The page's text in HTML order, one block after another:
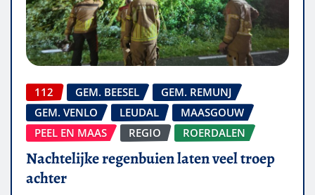
112 GEM. BEESEL
GEM. REMUNJ
GEM. VENLO
LEUDAL
MAASGOUW
PEEL EN MAAS
REGIO ROERDALEN
Nachtelijke regenbuien laten veel troep
achter